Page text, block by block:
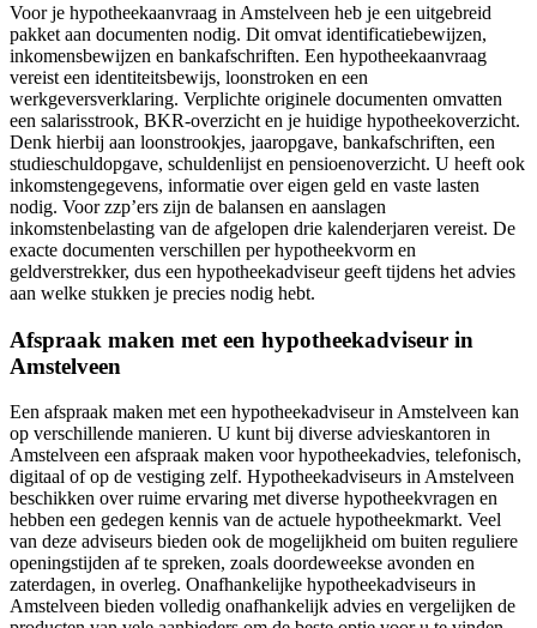
Voor je hypotheekaanvraag in Amstelveen heb je een uitgebreid
pakket aan documenten nodig. Dit omvat identificatiebewijzen,
inkomensbewijzen en bankafschriften. Een hypotheekaanvraag
vereist een identiteitsbewijs, loonstroken en een
werkgeversverklaring. Verplichte originele documenten omvatten
een salarisstrook, BKR-overzicht en je huidige hypotheekoverzicht.
Denk hierbij aan loonstrookjes, jaaropgave, bankafschriften, een
studieschuldopgave, schuldenlijst en pensioenoverzicht. U heeft ook
inkomstengegevens, informatie over eigen geld en vaste lasten
nodig. Voor zzp’ers zijn de balansen en aanslagen
inkomstenbelasting van de afgelopen drie kalenderjaren vereist. De
exacte documenten verschillen per hypotheekvorm en
geldverstrekker, dus een hypotheekadviseur geeft tijdens het advies
aan welke stukken je precies nodig hebt.
Afspraak maken met een hypotheekadviseur in
Amstelveen
Een afspraak maken met een hypotheekadviseur in Amstelveen kan
op verschillende manieren. U kunt bij diverse advieskantoren in
Amstelveen een afspraak maken voor hypotheekadvies, telefonisch,
digitaal of op de vestiging zelf. Hypotheekadviseurs in Amstelveen
beschikken over ruime ervaring met diverse hypotheekvragen en
hebben een gedegen kennis van de actuele hypotheekmarkt. Veel
van deze adviseurs bieden ook de mogelijkheid om buiten reguliere
openingstijden af te spreken, zoals doordeweekse avonden en
zaterdagen, in overleg. Onafhankelijke hypotheekadviseurs in
Amstelveen bieden volledig onafhankelijk advies en vergelijken de